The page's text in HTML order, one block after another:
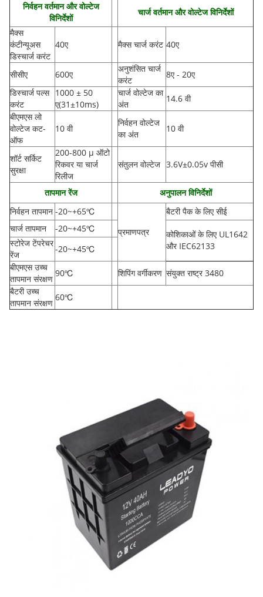
निर्वहन वर्तमान और वोल्टेज
विनिर्देशों
चार्ज वर्तमान और वोल्टेज विनिर्देशों
मैक्स
कंटीन्यूअस
डिस्चार्ज करंट
40ए मैक्स चार्ज करंट 40ए
सीसीए 600ए
अनुशंसित चार्ज
करंट
8ए - 20ए
डिस्चार्ज पल्स
करंट
1000 ± 50
ए(31±10ms)
चार्ज वोल्टेज का
अंत
14.6 वी
बीएमएस लो
वोल्टेज कट-
ऑफ
10 वी
निर्वहन वोल्टेज
का अंत
10 वी
शॉर्ट सर्किट
सुरक्षा
200-800 µ ऑटो
रिकवर या चार्ज
रिलीज
संतुलन वोल्टेज 3.6V±0.05v पीसी
तापमान रेंज
अनुपालन विनिर्देशों
निर्वहन तापमान -20~+65℃
प्रमाणपत्र
बैटरी पैक के लिए सीई
चार्ज तापमान
-20~+45℃
कोशिकाओं के लिए UL1642
और IEC62133
स्टोरेज टेंपरेचर
रेंज
-20~+45℃
बीएमएस उच्च
तापमान संरक्षण
90℃ शिपिंग वर्गीकरण संयुक्त राष्ट्र 3480
बैटरी उच्च
तापमान संरक्षण
60℃